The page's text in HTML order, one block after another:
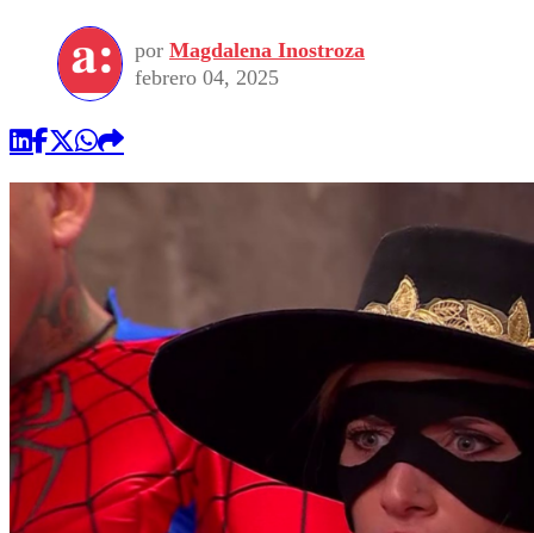
por Magdalena Inostroza
febrero 04, 2025